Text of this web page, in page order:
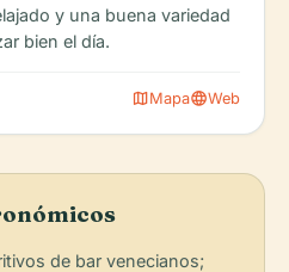
y una buena variedad
bien el día.
mapMapalanguageWeb
de bar venecianos;